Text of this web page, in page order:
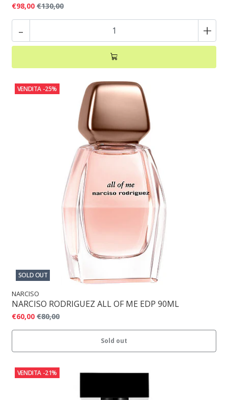
€98,00 €130,00
- +
VENDITA -25%
SOLD OUT
NARCISO
NARCISO RODRIGUEZ ALL OF ME EDP 90ML
€60,00 €80,00
Sold out
VENDITA -21%